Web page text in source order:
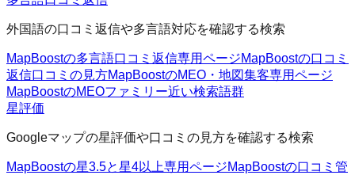
外国語の口コミ返信や多言語対応を確認する検索
MapBoostの多言語口コミ返信専用ページMapBoostの口コミ
返信口コミの見方MapBoostのMEO・地図集客専用ページ
MapBoostのMEOファミリー近い検索語群
星評価
Googleマップの星評価や口コミの見方を確認する検索
MapBoostの星3.5と星4以上専用ページMapBoostの口コミ管